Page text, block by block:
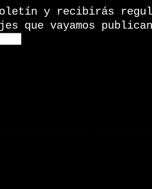
y recibirás
que vayamos